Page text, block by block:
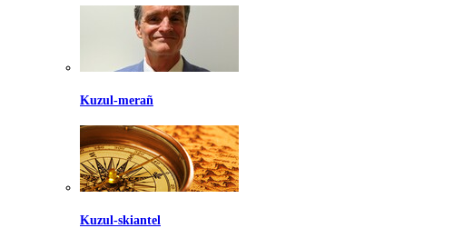
Kuzul-merañ
Kuzul-skiantel